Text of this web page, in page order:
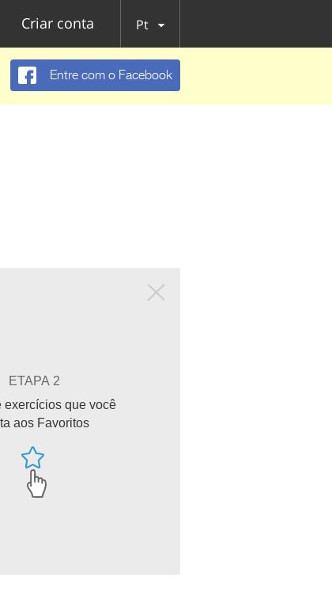
Criar conta Pt
Entre com o Facebook
ETAPA 2
exercícios que você
aos Favoritos